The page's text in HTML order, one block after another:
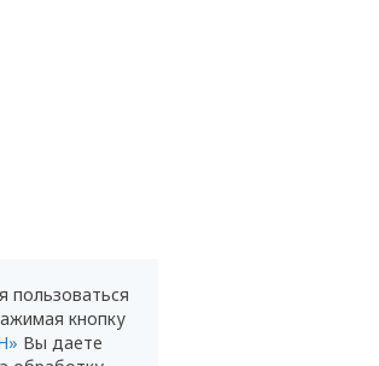
пользоваться
кнопку
Вы даете